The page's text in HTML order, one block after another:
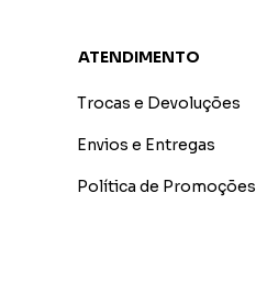
ATENDIMENTO
Trocas e Devoluções
Envios e Entregas
Política de Promoções